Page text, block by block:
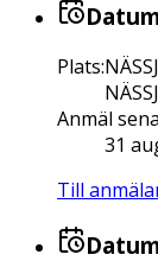
Plats:
Anmäl
31
Till